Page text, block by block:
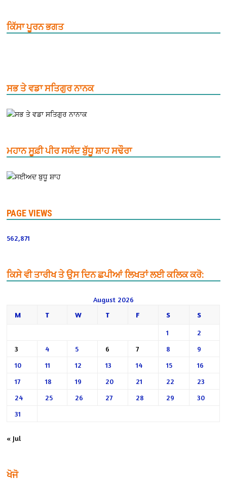
ਕਿੱਸਾ ਪੂਰਨ ਭਗਤ
ਸਭ ਤੇ ਵਡਾ ਸਤਿਗੁਰ ਨਾਨਕ
ਮਹਾਨ ਸੂਫ਼ੀ ਪੀਰ ਸਯੱਦ ਬੁੱਧੂ ਸ਼ਾਹ ਸਢੌਰਾ
PAGE VIEWS
562,871
ਕਿਸੇ ਵੀ ਤਾਰੀਖ ਤੇ ਉਸ ਦਿਨ ਛਪੀਆਂ ਲਿਖਤਾਂ ਲਈ ਕਲਿਕ ਕਰੋ:
August 2026
M
T W T F S S
1
2
3
4 5 6 7 8
9
10
11 12 13 14 15
16
17
18 19 20 21 22
23
24
25 26 27 28 29
30
31
« Jul
ਖੋਜੋ